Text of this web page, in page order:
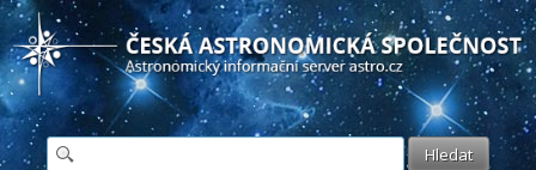
Česká astronomická společnost - Informační astronomický server